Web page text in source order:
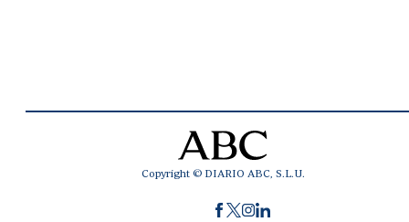
Copyright © DIARIO ABC, S.L.U.